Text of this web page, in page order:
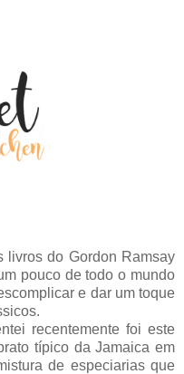
livros do Gordon Ramsay
pouco de todo o mundo
e dar um toque
recentemente foi este
típico da Jamaica em
de especiarias que